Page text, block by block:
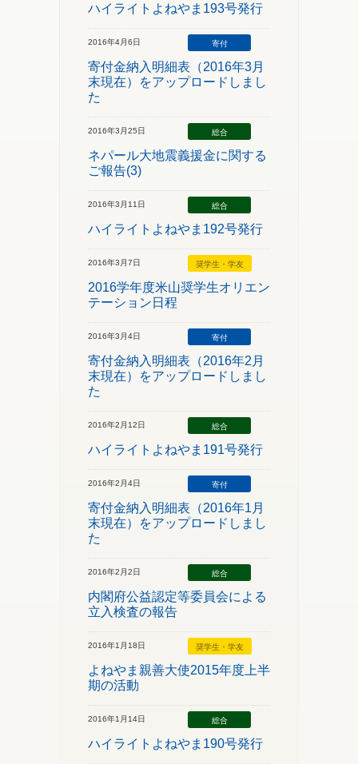
ハイライトよねやま193号発行
2016年4月6日 寄付
寄付金納入明細表（2016年3月
末現在）をアップロードしまし
た
2016年3月25日 総合
ネパール大地震義援金に関する
ご報告(3)
2016年3月11日 総合
ハイライトよねやま192号発行
2016年3月7日 奨学生・学友
2016学年度米山奨学生オリエン
テーション日程
2016年3月4日 寄付
寄付金納入明細表（2016年2月
末現在）をアップロードしまし
た
2016年2月12日 総合
ハイライトよねやま191号発行
2016年2月4日 寄付
寄付金納入明細表（2016年1月
末現在）をアップロードしまし
た
2016年2月2日 総合
内閣府公益認定等委員会による
立入検査の報告
2016年1月18日 奨学生・学友
よねやま親善大使2015年度上半
期の活動
2016年1月14日 総合
ハイライトよねやま190号発行